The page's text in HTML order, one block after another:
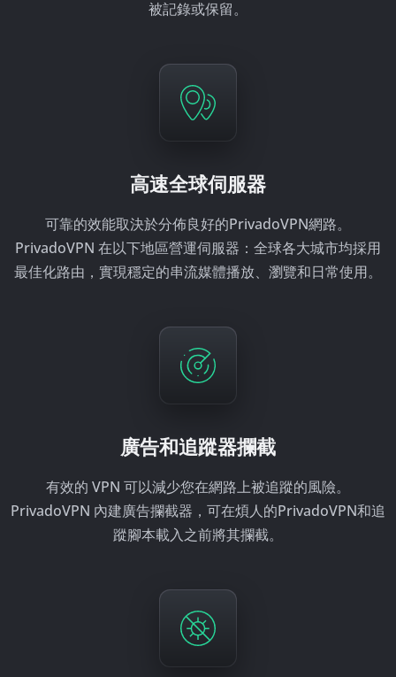
被記錄或保留。
高速全球伺服器
可靠的效能取決於分佈良好的PrivadoVPN網路。
PrivadoVPN 在以下地區營運伺服器： 全球各大城市均採用
最佳化路由，實現穩定的串流媒體播放、瀏覽和日常使用。
廣告和追蹤器攔截
有效的 VPN 可以減少您在網路上被追蹤的風險。
PrivadoVPN 內建廣告攔截器，可在煩人的PrivadoVPN和追
蹤腳本載入之前將其攔截。